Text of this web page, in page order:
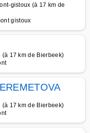
gistoux (à 17 km de
gistoux
(à 17 km de Bierbeek)
(à 17 km de Bierbeek)